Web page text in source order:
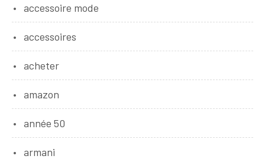
accessoire mode
accessoires
acheter
amazon
année 50
armani